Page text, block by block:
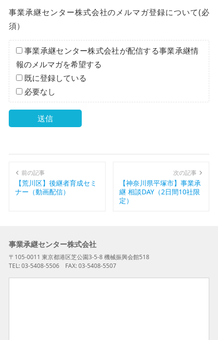
事業承継センター株式会社のメルマガ登録について(必
須）
事業承継センター株式会社が配信する事業承継情
報のメルマガを希望する
既に登録している
必要なし
l
v
e
前の記事
【荒川区】後継者育成セミ
ナー（動画配信）
次の記事
【神奈川県平塚市】事業承
継 相談DAY（2日間10社限
定）
事業承継センター株式会社
〒105-0011 東京都港区芝公園3-5-8 機械振興会館518
TEL: 03-5408-5506 FAX: 03-5408-5507